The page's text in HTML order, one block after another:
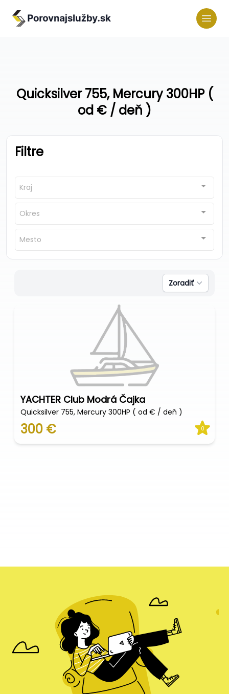
Quicksilver 755, Mercury 300HP (
od € / deň )
Filtre
Kraj
Okres
Mesto
Zoradiť
YACHTER Club Modrá Čajka
Quicksilver 755, Mercury 300HP ( od € / deň )
300 € 0